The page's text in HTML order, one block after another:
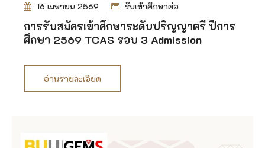
16 เมษายน 2569 รับเข้าศึกษาต่อ
การรับสมัครเข้าศึกษาระดับปริญญาตรี ปีการ
ศึกษา 2569 TCAS รอบ 3 Admission
อ่านรายละเอียด